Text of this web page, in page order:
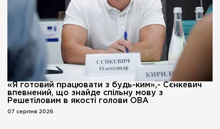
«Я готовий працювати з будь-ким»,- Сєнкевич
впевнений, що знайде спільну мову з
Решетіловим в якості голови ОВА
07 серпня 2026